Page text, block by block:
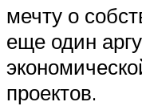
мечту о
еще один
проектов.